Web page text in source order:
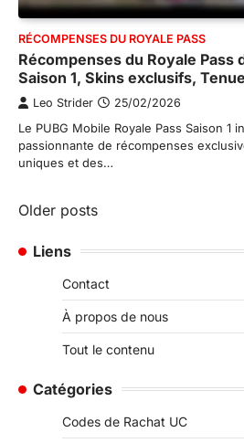
RÉCOMPENSES DU ROYALE PASS
Récompenses du Royale Pass
Saison 1, Skins exclusifs,
Leo Strider 25/02/2026
Le PUBG Mobile Royale Pass Saison 1
passionnante de récompenses
uniques et des…
Posts
navigation
Older posts
Liens
Contact
À propos de nous
Tout le contenu
Catégories
Codes de Rachat UC